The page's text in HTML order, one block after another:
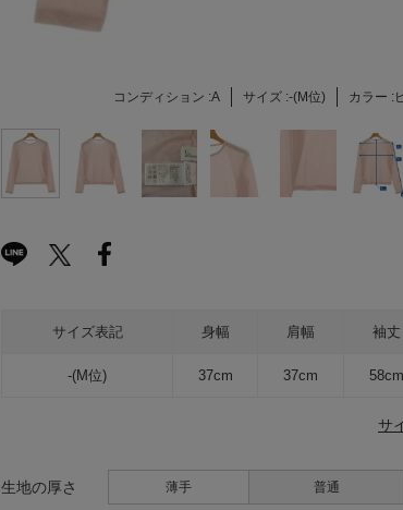
コンディション :A サイズ :-(M位) カラー :
サイズ表記 身幅 肩幅 袖丈
-(M位) 37cm 37cm 58cm
サ
生地の厚さ 薄手 普通